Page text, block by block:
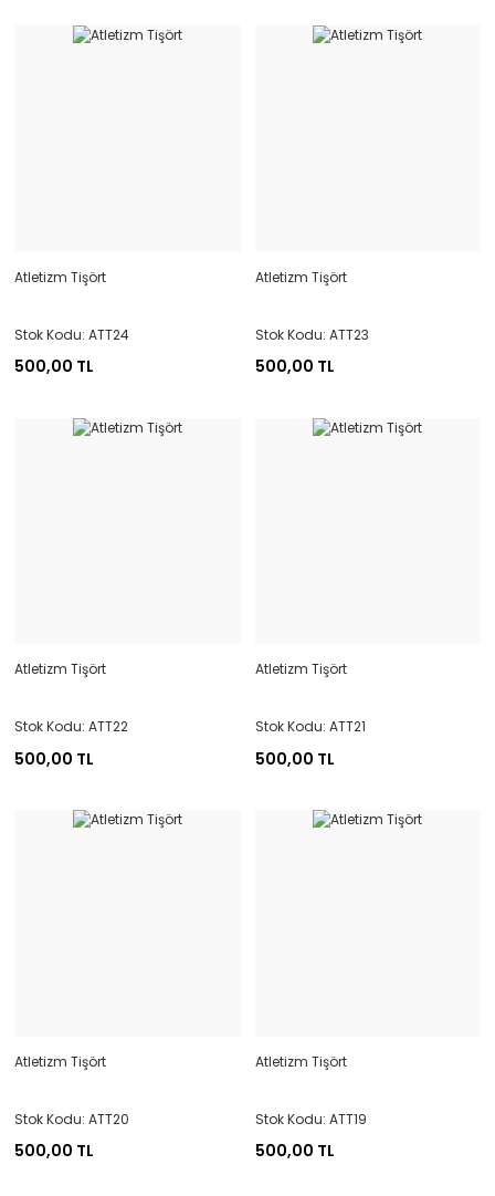
Atletizm Tişört
Stok Kodu: ATT24
500,00 TL
Atletizm Tişört
Stok Kodu: ATT23
500,00 TL
Atletizm Tişört
Stok Kodu: ATT22
500,00 TL
Atletizm Tişört
Stok Kodu: ATT21
500,00 TL
Atletizm Tişört
Stok Kodu: ATT20
500,00 TL
Atletizm Tişört
Stok Kodu: ATT19
500,00 TL